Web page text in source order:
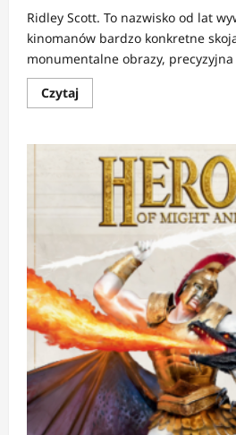
Ridley Scott. To nazwisko od lat
kinomanów bardzo konkretne
monumentalne obrazy,
CzytajDowiedz
się
PORTRET:
Ridley
Scott.
Architekt
nowoczesnego
science
fiction